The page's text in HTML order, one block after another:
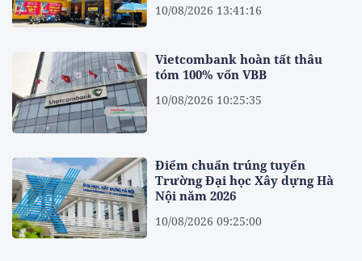
10/08/2026 13:41:16
Vietcombank hoàn tất thâu
tóm 100% vốn VBB
10/08/2026 10:25:35
Điểm chuẩn trúng tuyển
Trường Đại học Xây dựng Hà
Nội năm 2026
10/08/2026 09:25:00